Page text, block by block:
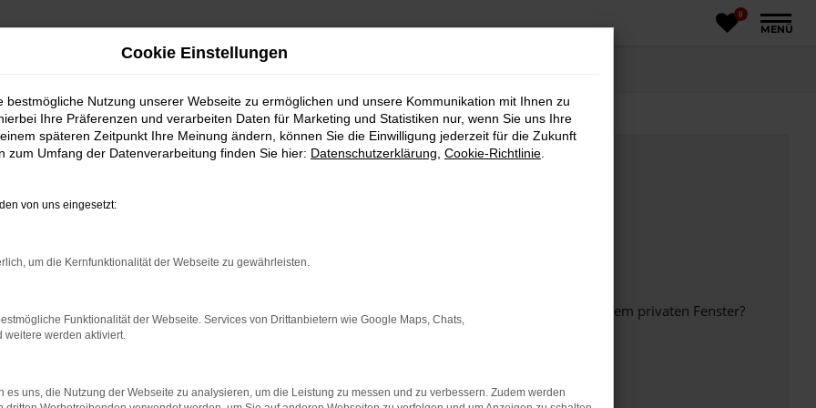
0
MENÜ
bestimmter Seiten verhindern. Funktioniert die Seite in einem anderen Browser oder in einem privaten Fenster?
beheben.
auf dem neuesten Stand sind.
kann auch dazu führen, dass bestimmte Funktionen nicht mehr unterstützt werden.
Cookie Einstellungen
bestmögliche Nutzung unserer Webseite zu ermöglichen und unsere Kommunikation mit Ihnen zu
Ihre Präferenzen und verarbeiten Daten für Marketing und Statistiken nur, wenn Sie uns Ihre
späteren Zeitpunkt Ihre Meinung ändern, können Sie die Einwilligung jederzeit für die Zukunft
zum Umfang der Datenverarbeitung finden Sie hier: Datenschutzerklärung Cookie-Richtlinie
von uns eingesetzt:
um die Kernfunktionalität der Webseite zu gewährleisten.
Funktionalität der Webseite. Services von Drittanbietern wie Google Maps, Chats,
weitere werden aktiviert.
es uns, die Nutzung der Webseite zu analysieren, um die Leistung zu messen und zu verbessern. Zudem werden